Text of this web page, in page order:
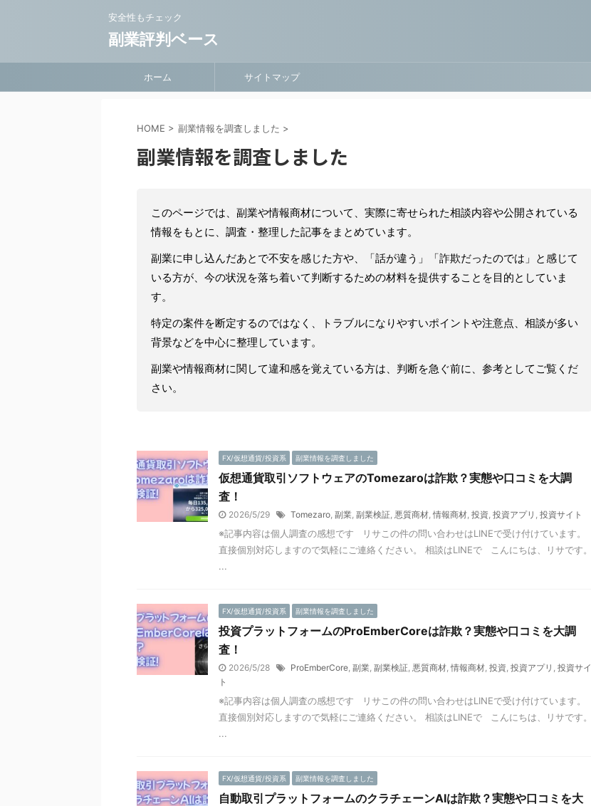
安全性もチェック
副業評判ベース
ホーム サイトマップ
HOME > 副業情報を調査しました >
副業情報を調査しました
このページでは、副業や情報商材について、実際に寄せられた相談内容や公開されている
情報をもとに、調査・整理した記事をまとめています。
副業に申し込んだあとで不安を感じた方や、「話が違う」「詐欺だったのでは」と感じて
いる方が、今の状況を落ち着いて判断するための材料を提供することを目的としていま
す。
特定の案件を断定するのではなく、トラブルになりやすいポイントや注意点、相談が多い
背景などを中心に整理しています。
副業や情報商材に関して違和感を覚えている方は、判断を急ぐ前に、参考としてご覧くだ
さい。
FX/仮想通貨/投資系 副業情報を調査しました
仮想通貨取引ソフトウェアのTomezaroは詐欺？実態や口コミを大調
査！
2026/5/29 Tomezaro, 副業, 副業検証, 悪質商材, 情報商材, 投資, 投資アプリ , 投資サイト
※記事内容は個人調査の感想です リサこの件の問い合わせはLINEで受け付けています。
直接個別対応しますので気軽にご連絡ください。 相談はLINEで こんにちは、リサです。
...
FX/仮想通貨/投資系 副業情報を調査しました
投資プラットフォームのProEmberCoreは詐欺？実態や口コミを大調
査！
2026/5/28 ProEmberCore, 副業, 副業検証, 悪質商材, 情報商材, 投資, 投資アプリ , 投資サイ
ト
※記事内容は個人調査の感想です リサこの件の問い合わせはLINEで受け付けています。
直接個別対応しますので気軽にご連絡ください。 相談はLINEで こんにちは、リサです。
...
FX/仮想通貨/投資系 副業情報を調査しました
自動取引プラットフォームのクラチェーンAIは詐欺？実態や口コミを大